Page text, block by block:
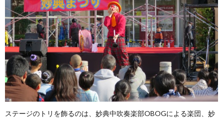
ステージのトリを飾るのは、妙典中吹奏楽部OBOGによる楽団、妙